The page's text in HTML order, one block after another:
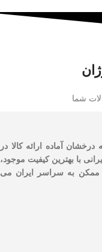
شما
آماده ارائه کالا در
با بهترین کیفیت موجود،
ممکن به سراسر ایران می